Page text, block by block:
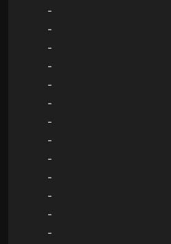
-
-
-
-
-
-
-
-
-
-
-
-
-